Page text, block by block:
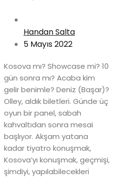
Handan Salta
5 Mayıs 2022
Kosova mı? Showcase mi? 10
gün sonra mı? Acaba kim
gelir benimle? Deniz (Başar)?
Olley, aldık biletleri. Günde üç
oyun bir panel, sabah
kahvaltıdan sonra mesai
başlıyor. Akşam yatana
kadar tiyatro konuşmak,
Kosova’yı konuşmak, geçmişi,
şimdiyi, yapılabilecekleri